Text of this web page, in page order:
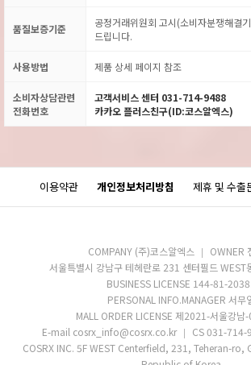
품질보증기준
공정거래위원회 고시(소비자분쟁해결
드립니다.
사용방법 제품 상세 페이지 참조
소비자상담관련
전화번호
고객서비스 센터 031-714-9488
카카오 플러스친구(ID:코스알엑스)
이용약관 개인정보처리방침 제휴 및 수출
COMPANY (주)코스알엑스
OWNER
서울특별시 강남구 테헤란로 231 센터필드
BUSINESS LICENSE 144-81-
PERSONAL INFO.MANAGER 서무
MALL ORDER LICENSE 제2021-서울강
E-mail cosrx_info@cosrx.co.kr
CS 031-714-
COSRX INC. 5F WEST Centerfield, 231, Teheran-